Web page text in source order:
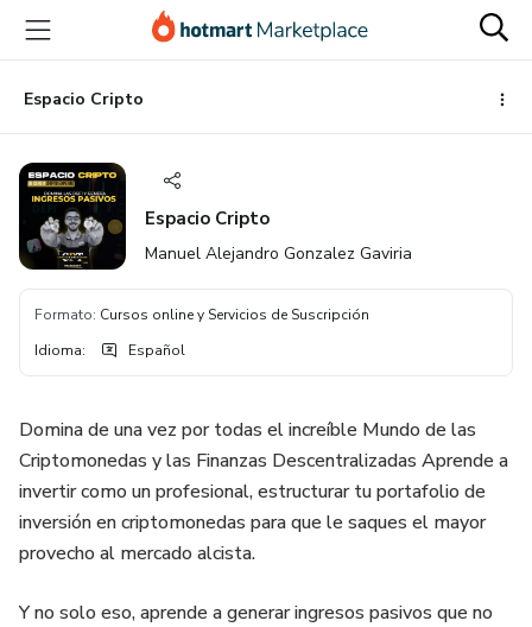
principal
página
de
página
Espacio Cripto
Espacio Cripto
Manuel Alejandro Gonzalez Gaviria
Formato: Cursos online y Servicios de Suscripción
Idioma: Español
Domina de una vez por todas el increíble Mundo de las
Criptomonedas y las Finanzas Descentralizadas Aprende a
invertir como un profesional, estructurar tu portafolio de
inversión en criptomonedas para que le saques el mayor
provecho al mercado alcista.
Y no solo eso, aprende a generar ingresos pasivos que no